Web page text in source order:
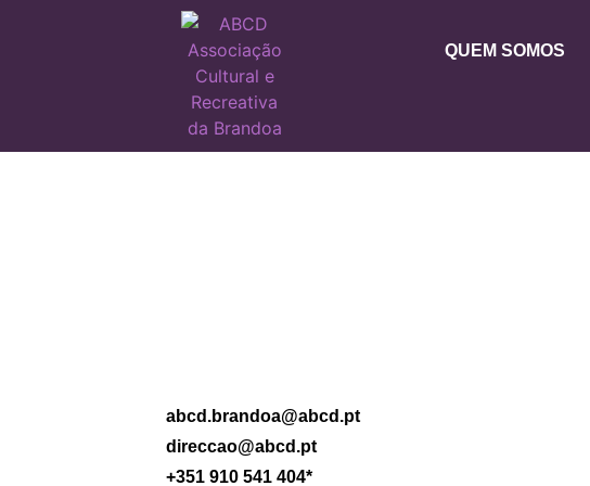
QUEM SOMOS
abcd.brandoa@abcd.pt
direccao@abcd.pt
+351 910 541 404*